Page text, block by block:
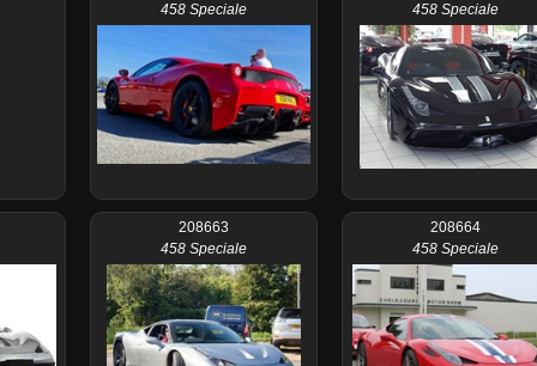
458 Speciale
458 Speciale
208663
458 Speciale
208664
458 Speciale